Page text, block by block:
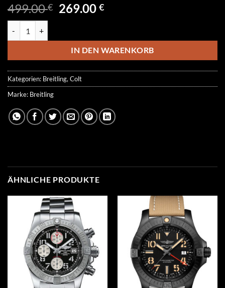
499.00€ Ursprünglicher
499.00 €
269.00€Aktueller
269.00 €.
IN DEN WARENKORB
Kategorien: Breitling, Colt
Marke: Breitling
ÄHNLICHE PRODUKTE